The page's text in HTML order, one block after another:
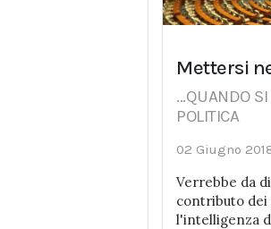
Mettersi
...QUANDO
POLITICA
02 Giugno
Verrebbe da
contributo dei
l'intelligenza